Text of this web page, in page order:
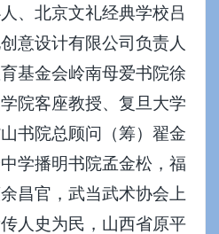
、北京文礼经典学校吕
意设计有限公司负责人
基金会岭南母爱书院徐
院客座教授、复旦大学
书院总顾问（筹）翟金
学播明书院孟金松，福
昌官，武当武术协会上
人史为民，山西省原平